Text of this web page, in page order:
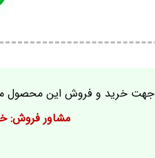
جهت خرید و فروش این محصول می
مشاور فروش: